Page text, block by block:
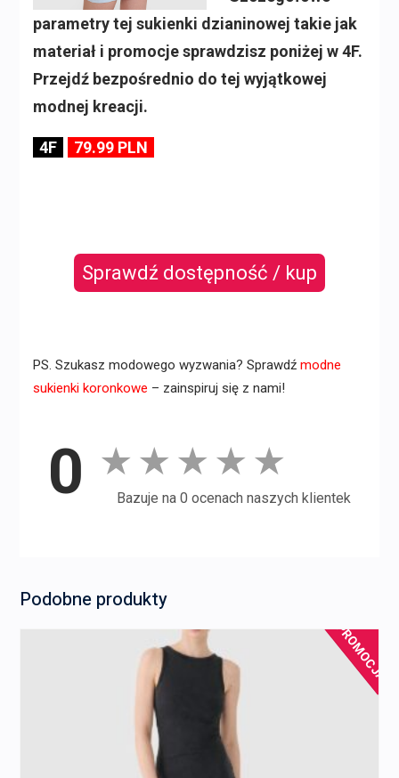
parametry tej sukienki dzianinowej takie jak
materiał i promocje sprawdzisz poniżej w 4F.
Przejdź bezpośrednio do tej wyjątkowej
modnej kreacji.
4F 79.99 PLN
Sprawdź dostępność / kup
PS. Szukasz modowego wyzwania? Sprawdź modne
sukienki koronkowe – zainspiruj się z nami!
0 ★ ★ ★ ★ ★
Bazuje na 0 ocenach naszych klientek
Podobne produkty
PROMOCJA!